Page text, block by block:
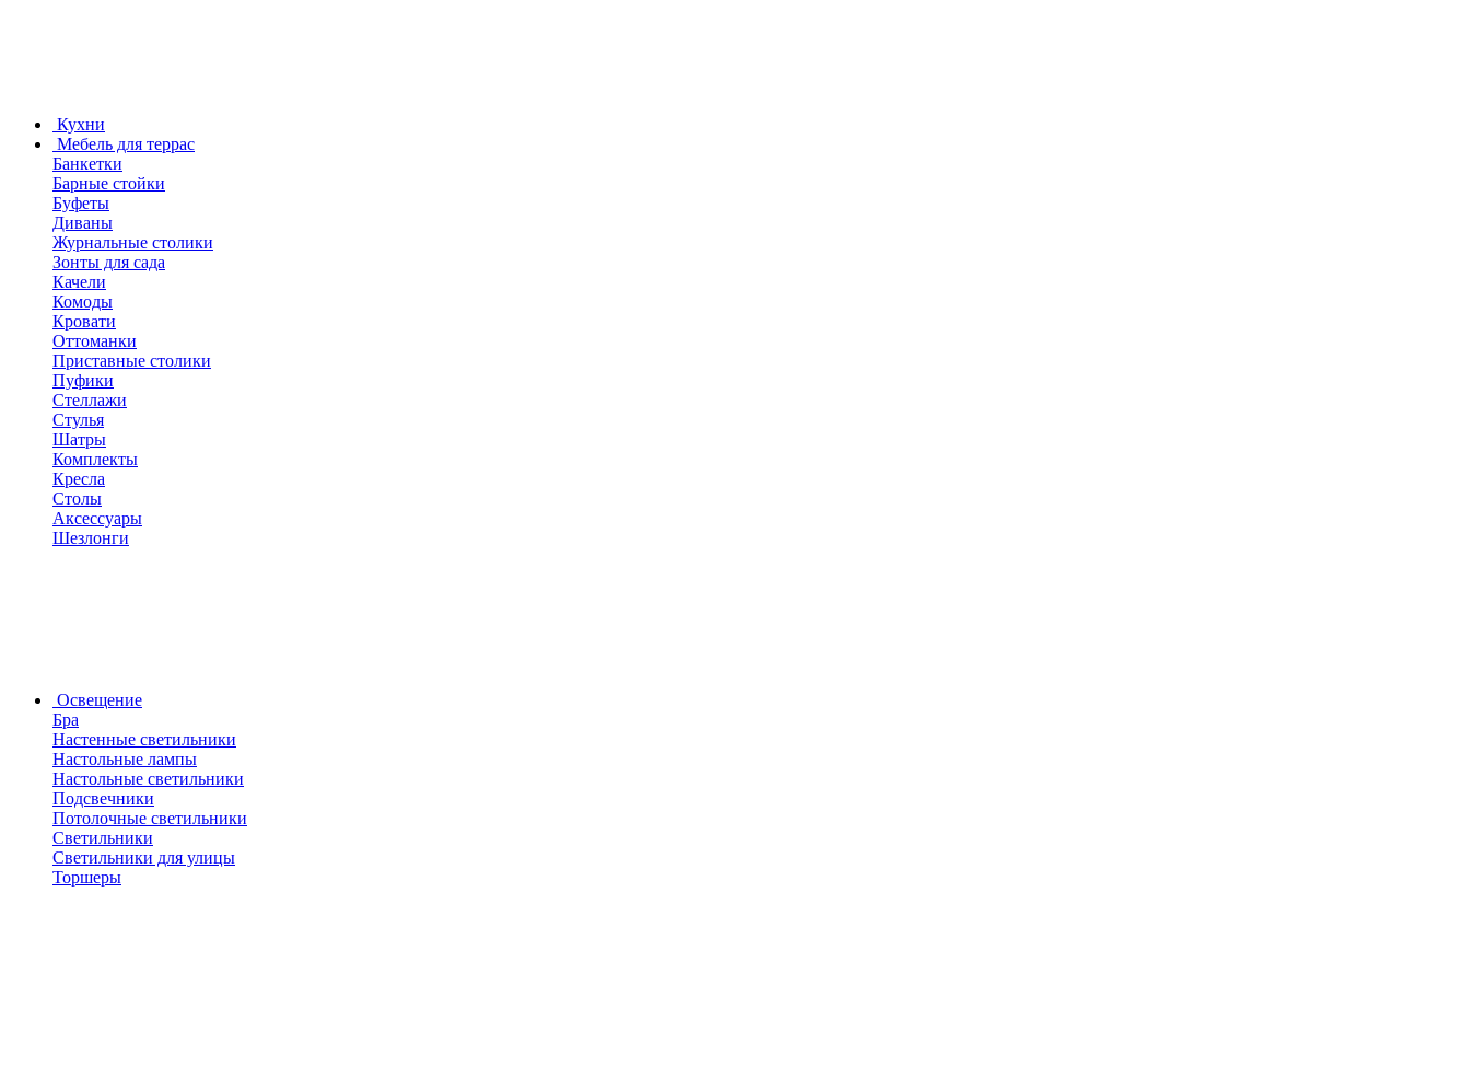
Кухни
Мебель для террас
Банкетки
Барные стойки
Буфеты
Диваны
Журнальные столики
Зонты для сада
Качели
Комоды
Кровати
Оттоманки
Приставные столики
Пуфики
Стеллажи
Стулья
Шатры
Комплекты
Кресла
Столы
Аксессуары
Шезлонги
Освещение
Бра
Настенные светильники
Настольные лампы
Настольные светильники
Подсвечники
Потолочные светильники
Светильники
Светильники для улицы
Торшеры